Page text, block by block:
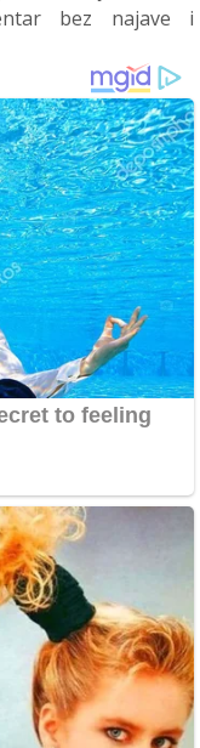
bez najave i